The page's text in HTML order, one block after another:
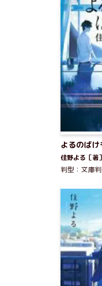
よるのばけ
住野よる［著］
判型：文庫判